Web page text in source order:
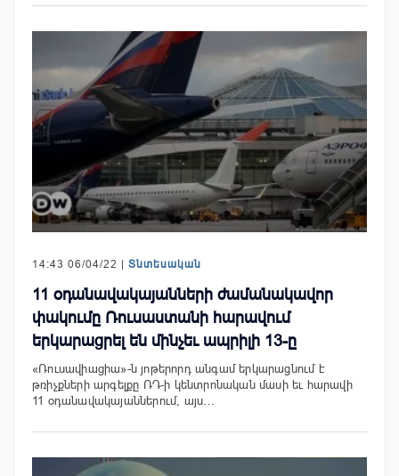
14:43 06/04/22 | Տնտեսական
11 օդանավակայանների ժամանակավոր
փակումը Ռուսաստանի հարավում
երկարացրել են մինչեւ ապրիլի 13-ը
«Ռուսավիացիա»-ն յոթերորդ անգամ երկարացնում է
թռիչքների արգելքը ՌԴ-ի կենտրոնական մասի եւ հարավի
11 օդանավակայաններում, այս…